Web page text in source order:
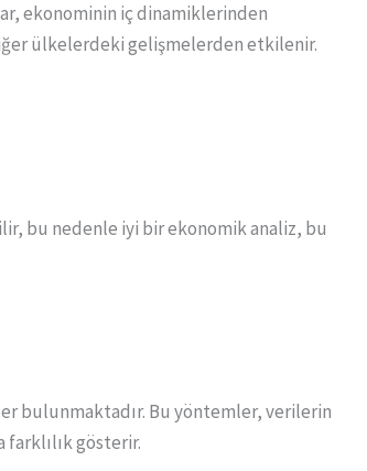
ekonominin iç dinamiklerinden
ülkelerdeki gelişmelerden etkilenir.
bu nedenle iyi bir ekonomik analiz, bu
bulunmaktadır. Bu yöntemler, verilerin
farklılık gösterir.